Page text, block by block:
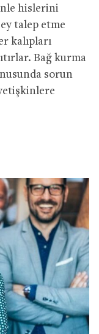
hislerini
talep etme
kalıpları
Bağ kurma
sorun